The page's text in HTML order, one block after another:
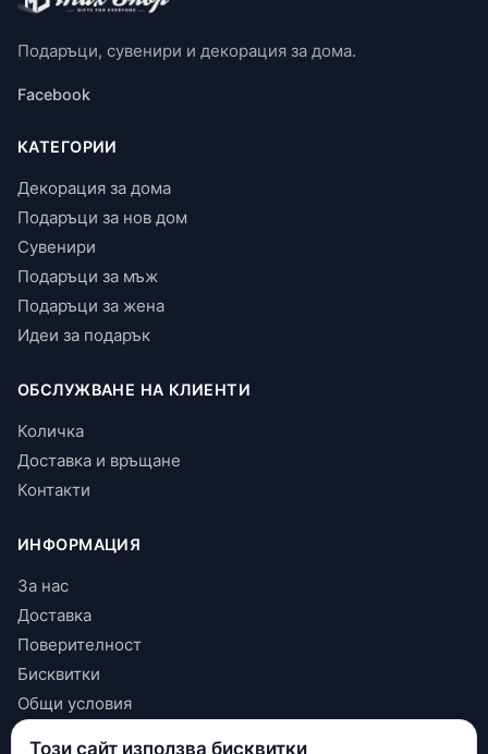
Подаръци, сувенири и декорация за дома.
Facebook
КАТЕГОРИИ
Декорация за дома
Подаръци за нов дом
Сувенири
Подаръци за мъж
Подаръци за жена
Идеи за подарък
ОБСЛУЖВАНЕ НА КЛИЕНТИ
Количка
Доставка и връщане
Контакти
ИНФОРМАЦИЯ
За нас
Доставка
Поверителност
Бисквитки
Общи условия
Този сайт използва бисквитки